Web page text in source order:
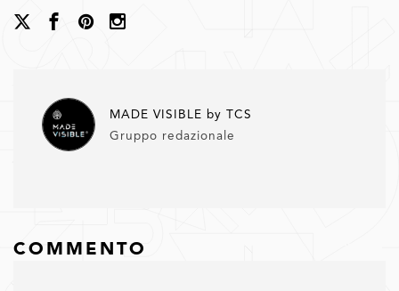
MADE VISIBLE by TCS
Gruppo redazionale
COMMENTO